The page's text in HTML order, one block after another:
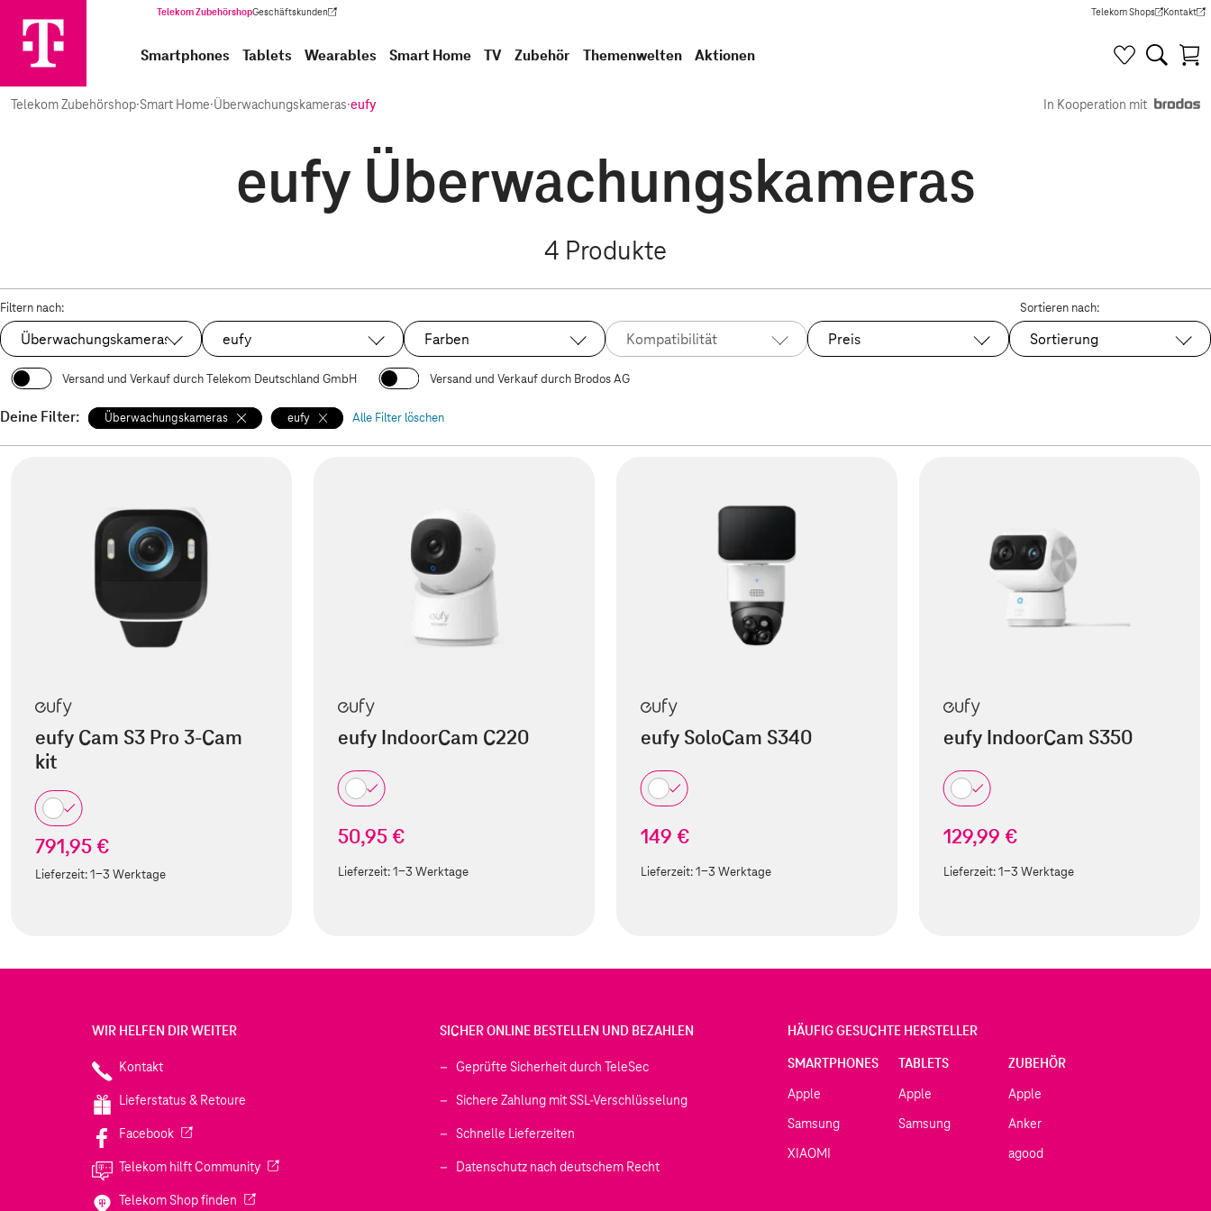
Telekom ZubehörshopGeschäftskunden
(Wird in einem neuen Tab geöffnet) Telekom Shops
(Wird in einem neuen Tab
Kontakt
(Wird in
Smartphones Tablets Wearables Smart Home TV Zubehör Themenwelten Aktionen
Telekom Zubehörshop·Smart Home·Überwachungskameras·eufy In Kooperation mit
eufy Überwachungskameras
4 Produkte
Filtern nach:
Ausgewählt:
Überwachungskameras Ausgewählt:
eufy Farben Kompatibilität Preis
Sortieren nach:
Sortierung
Versand und Verkauf durch Telekom Deutschland GmbH Versand und Verkauf durch Brodos AG
Deine Filter: Überwachungskameras eufy Alle Filter löschen
eufy Cam S3 Pro 3-Cam
kit
791,95 €
Lieferzeit:1-3 Werktage
eufy IndoorCam C220
50,95 €
Lieferzeit:1-3 Werktage
eufy SoloCam S340
149 €
Lieferzeit:1-3 Werktage
eufy IndoorCam S350
129,99 €
Lieferzeit:1-3 Werktage
WIR HELFEN DIR WEITER
Kontakt
Lieferstatus & Retoure
Facebook(Wird in einem neuen Tab geöffnet)
Telekom hilft Community(Wird in einem neuen Tab geöffnet)
Telekom Shop finden (Wird in einem neuen Tab geöffnet)
SICHER ONLINE BESTELLEN UND BEZAHLEN
Geprüfte Sicherheit durch TeleSec
Sichere Zahlung mit SSL-Verschlüsselung
Schnelle Lieferzeiten
Datenschutz nach deutschem Recht
HÄUFIG GESUCHTE HERSTELLER
SMARTPHONES
Apple
Samsung
XIAOMI
TABLETS
Apple
Samsung
ZUBEHÖR
Apple
Anker
agood